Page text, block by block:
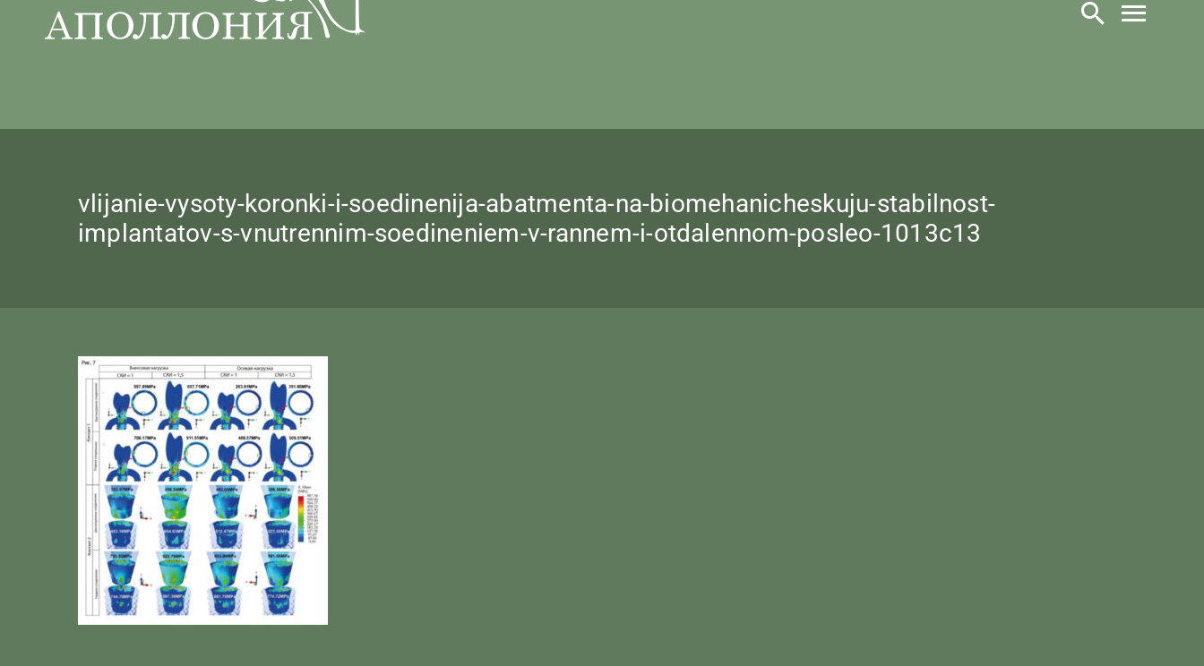
vlijanie-vysoty-koronki-i-soedinenija-abatmenta-na-biomehanicheskuju-stabilnost-
implantatov-s-vnutrennim-soedineniem-v-rannem-i-otdalennom-posleo-1013c13